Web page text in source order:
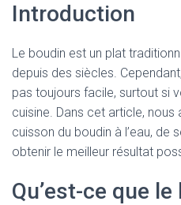
Introduction
Le boudin est un plat
depuis des siècles.
pas toujours facile, surtout si
cuisine. Dans cet article,
cuisson du boudin à l’eau,
obtenir le meilleur résultat
Qu’est-ce que